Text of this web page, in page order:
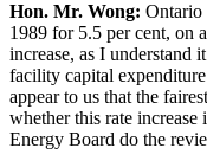
Hon. Mr. Wong: Ontario
1989 for 5.5 per cent, on
increase, as I understand
facility capital
appear to us that the
whether this rate
Energy Board do the